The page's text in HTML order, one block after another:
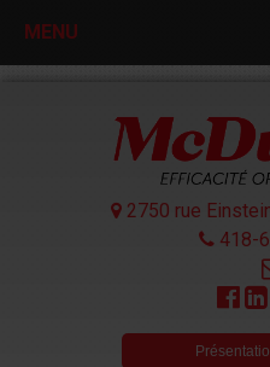
MENU
2750 rue
418-